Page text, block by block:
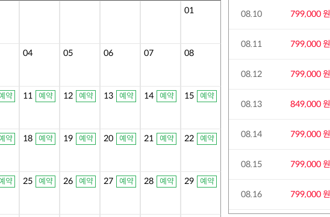
01
04 05 06 07 08
약 11 예약 12 예약 13 예약 14 예약 15 예약
약 18 예약 19 예약 20 예약 21 예약 22 예약
약 25 예약 26 예약 27 예약 28 예약 29 예약
08.10 799,000 원
08.11 799,000 원
08.12 799,000 원
08.13 849,000 원
08.14 799,000 원
08.15 799,000 원
08.16 799,000 원